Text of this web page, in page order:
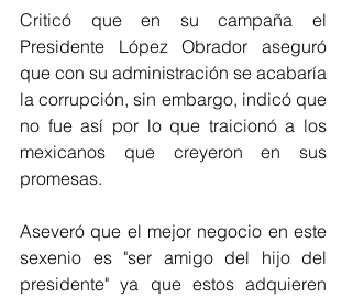
Criticó que en su campaña el
Presidente López Obrador aseguró
que con su administración se acabaría
la corrupción, sin embargo, indicó que
no fue así por lo que traicionó a los
mexicanos que creyeron en sus
promesas.
Aseveró que el mejor negocio en este
sexenio es "ser amigo del hijo del
presidente" ya que estos adquieren